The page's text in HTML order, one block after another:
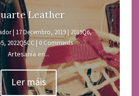
Leather
| 17 Decembro, 2019 |2019Q6,
, 2022Q5CC| 0 Comments
Artesanía en...
Ler máis